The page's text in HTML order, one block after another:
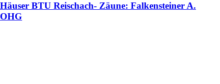
Häuser BTU Reischach- Zäune: Falkensteiner A.
OHG